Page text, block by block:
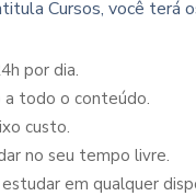
Cursos, você terá
por dia.
todo o conteúdo.
custo.
no seu tempo livre.
em qualquer